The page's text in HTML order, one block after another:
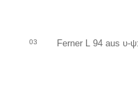
03 Ferner L 94 aus υ-ψ: